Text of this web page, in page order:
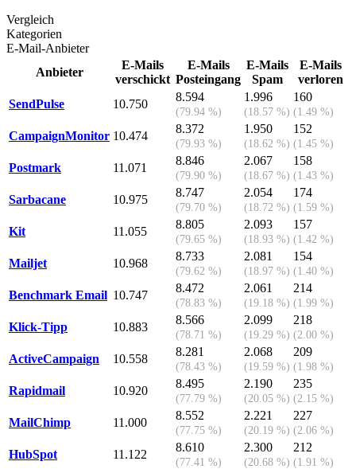
Vergleich
Kategorien
E-Mail-Anbieter
Anbieter
E-Mails
verschickt
E-Mails
Posteingang
E-Mails
Spam
E-Mails
verloren
SendPulse
10.750
8.594
(79.94 %)
1.996
(18.57 %)
160
(1.49 %)
CampaignMonitor 10.474
8.372
(79.93 %)
1.950
(18.62 %)
152
(1.45 %)
Postmark 11.071
8.846
(79.90 %)
2.067
(18.67 %)
158
(1.43 %)
Sarbacane 10.975
8.747
(79.70 %)
2.054
(18.72 %)
174
(1.59 %)
Kit 11.055
8.805
(79.65 %)
2.093
(18.93 %)
157
(1.42 %)
Mailjet 10.968
8.733
(79.62 %)
2.081
(18.97 %)
154
(1.40 %)
Benchmark Email 10.747
8.472
(78.83 %)
2.061
(19.18 %)
214
(1.99 %)
Klick-Tipp 10.883
8.566
(78.71 %)
2.099
(19.29 %)
218
(2.00 %)
ActiveCampaign 10.558
8.281
(78.43 %)
2.068
(19.59 %)
209
(1.98 %)
Rapidmail 10.920
8.495
(77.79 %)
2.190
(20.05 %)
235
(2.15 %)
MailChimp 11.000
8.552
(77.75 %)
2.221
(20.19 %)
227
(2.06 %)
HubSpot 11.122
8.610
(77.41 %)
2.300
(20.68 %)
212
(1.91 %)